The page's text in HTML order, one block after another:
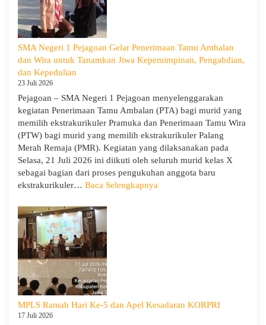
Kelas
X
SMAN
1
Pejagoan
Tahun
Pelajaran
2026/2027
SMA Negeri 1 Pejagoan Gelar Penerimaan Tamu Ambalan
dan Wira untuk Tanamkan Jiwa Kepemimpinan, Pengabdian,
dan Kepedulian
23 Juli 2026
Pejagoan – SMA Negeri 1 Pejagoan menyelenggarakan
kegiatan Penerimaan Tamu Ambalan (PTA) bagi murid yang
memilih ekstrakurikuler Pramuka dan Penerimaan Tamu Wira
(PTW) bagi murid yang memilih ekstrakurikuler Palang
Merah Remaja (PMR). Kegiatan yang dilaksanakan pada
Selasa, 21 Juli 2026 ini diikuti oleh seluruh murid kelas X
sebagai bagian dari proses pengukuhan anggota baru
ekstrakurikuler… Baca Selengkapnya
Wira
MPLS Ramah Hari Ke-5 dan Apel Kesadaran KORPRI
17 Juli 2026